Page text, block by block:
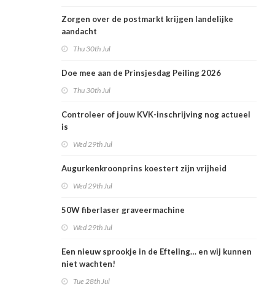
Zorgen over de postmarkt krijgen landelijke
aandacht
Thu 30th Jul
Doe mee aan de Prinsjesdag Peiling 2026
Thu 30th Jul
Controleer of jouw KVK-inschrijving nog actueel
is
Wed 29th Jul
Augurkenkroonprins koestert zijn vrijheid
Wed 29th Jul
50W fiberlaser graveermachine
Wed 29th Jul
Een nieuw sprookje in de Efteling… en wij kunnen
niet wachten!
Tue 28th Jul